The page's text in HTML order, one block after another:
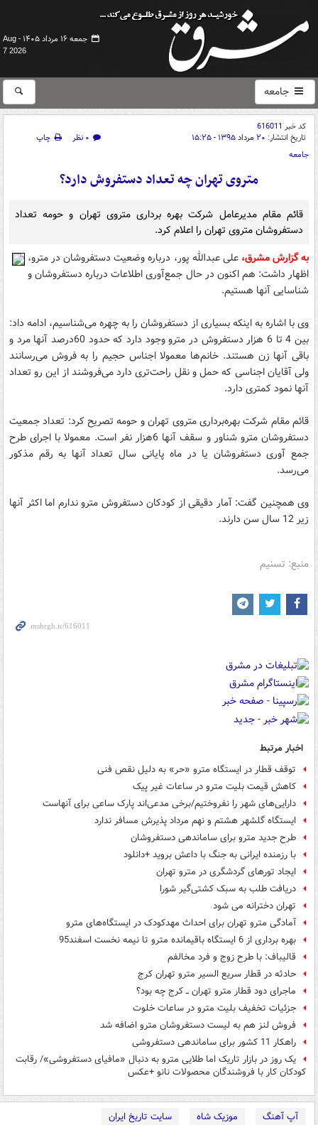
جمعه ۱۶ مرداد ۱۴۰۵ -
Aug
7 2026
جامعه
کد خبر 616011
تاریخ انتشار: ۲۰ مرداد ۱۳۹۵ - ۱۵:۲۵ ۰ نظر
چاپ
جامعه
متروی تهران چه تعداد دستفروش دارد؟
قائم مقام مدیرعامل شرکت بهره برداری متروی تهران و حومه تعداد
دستفروشان متروی تهران را اعلام کرد.
به گزارش مشرق، علی عبدالله پور،‌ درباره وضعیت دستفروشان در مترو،
اظهار داشت: هم اکنون در حال جمع‌آوری اطلاعات درباره دستفروشان و
شناسایی آنها هستیم.
وی با اشاره به اینکه بسیاری از دستفروشان را به چهره می‌شناسیم، ادامه داد:
بین 4 تا 6 هزار دستفروش در مترو وجود دارد که حدود 60درصد آنها مرد و
باقی آنها زن هستند. خانم‌‌ها معمولا اجناس حجیم را به فروش می‌رسانند
ولی آقایان اجناسی که حمل و نقل راحت‌تری دارد می‌فروشند از این رو تعداد
آنها نمود کمتری دارد.
قائم مقام شرکت بهره‌برداری متروی تهران و حومه تصریح کرد: تعداد جمعیت
دستفروشان مترو شناور و سقف آنها 6هزار نفر است. معمولا با اجرای طرح
جمع آوری دستفروشان یا در ماه‌ پایانی سال تعداد آنها به رقم مذکور
می‌رسد.
وی همچنین گفت: آمار دقیقی از کودکان دستفروش مترو ندارم اما اکثر آنها
زیر 12 سال سن دارند.
منبع: تسنیم
اخبار مرتبط
توقف قطار در ایستگاه مترو «حر» به دلیل نقص فنی
کاهش قیمت بلیت مترو در ساعات غیر پیک
دارایی‌های شهر را نفروختیم/برخی مدعی‌اند پارک ساعی برای آنهاست
ایستگاه گلشهر هشتم و نهم مرداد پذیرش مسافر ندارد
طرح جدید مترو برای ساماندهی دستفروشان
با رزمنده ایرانی به جنگ با داعش بروید +دانلود
ایجاد تورهای گردشگری در مترو تهران
دریافت طلب به سبک کشتی‌گیر شورا
تهران دخترانه می شود
آمادگی مترو تهران برای احداث مهدکودک در ایستگاه‌های مترو
بهره برداری از 6 ایستگاه باقیمانده مترو تا نیمه نخست اسفند95
قالیباف: با طرح زوج و فرد مخالفم
حادثه در قطار سریع‌ السیر مترو تهران کرج
ماجرای دود قطار مترو تهران ــ کرج چه بود؟
جزئیات تخفیف بلیت مترو در ساعات خلوت
فروش لنز هم به لیست دستفروشان مترو اضافه شد
راهکار 11 کشور برای ساماندهی دستفروشی
یک روز در بازار تاریک اما طلایی مترو به دنبال «مافیای دستفروشی»/ رقابت
کودکان کار با فروشندگان محصولات نانو +عکس
آپ آهنگ موزیک شاه
سایت تاریخ ایران